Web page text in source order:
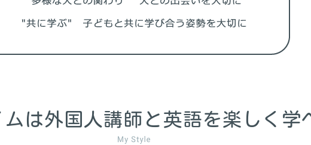
は外国人講師と英語を楽しく学